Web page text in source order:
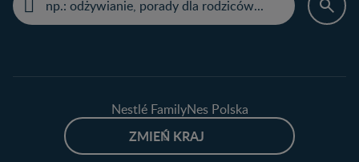
Nestlé FamilyNes Polska
ZMIEŃ KRAJ